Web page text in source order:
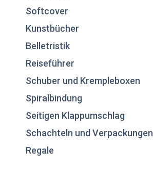
Softcover
Kunstbücher
Belletristik
Reiseführer
Schuber und Krempleboxen
Spiralbindung
Seitigen Klappumschlag
Schachteln und Verpackungen
Regale